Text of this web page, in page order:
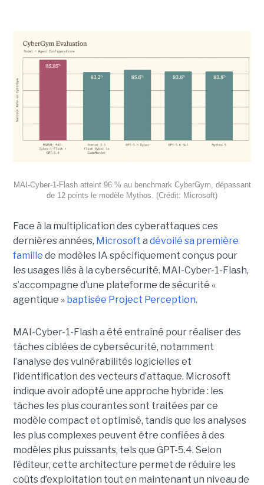
MAI-Cyber-1-Flash atteint 96 % au benchmark CyberGym, dépassant
de 12 points le modèle Mythos. (Crédit: Microsoft)
Face à la multiplication des cyberattaques ces
dernières années, Microsoft a dévoilé sa première
famille de modèles IA spécifiquement conçus pour
les usages liés à la cybersécurité. MAI-Cyber-1-Flash,
s’accompagne d’une plateforme de sécurité «
agentique » baptisée Project Perception.
MAI-Cyber-1-Flash a été entraîné pour réaliser des
tâches ciblées de cybersécurité, notamment
l’analyse des vulnérabilités logicielles et
l’identification des vecteurs d’attaque. Microsoft
indique avoir adopté une approche hybride : les
tâches les plus courantes sont traitées par ce
modèle compact et optimisé, tandis que les analyses
les plus complexes peuvent être confiées à des
modèles plus puissants, tels que GPT-5.4. Selon
l’éditeur, cette architecture permet de réduire les
coûts d’exploitation tout en maintenant un niveau de